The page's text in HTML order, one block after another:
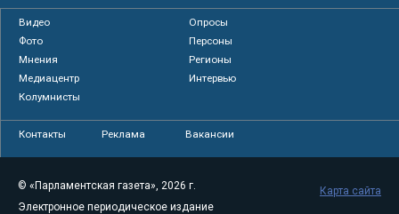
Видео
Опросы
Фото
Персоны
Мнения
Регионы
Медиацентр
Интервью
Колумнисты
Контакты Реклама Вакансии
© «Парламентская газета», 2026 г.
Электронное периодическое издание
Карта сайта